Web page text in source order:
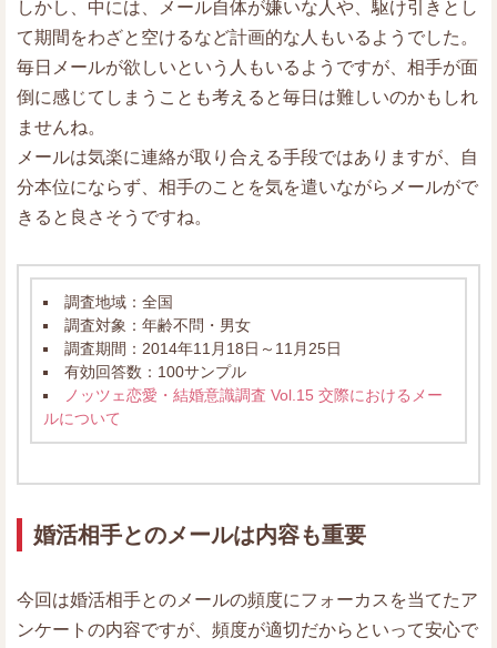
しかし、中には、メール自体が嫌いな人や、駆け引きとし
て期間をわざと空けるなど計画的な人もいるようでした。
毎日メールが欲しいという人もいるようですが、相手が面
倒に感じてしまうことも考えると毎日は難しいのかもしれ
ませんね。
メールは気楽に連絡が取り合える手段ではありますが、自
分本位にならず、相手のことを気を遣いながらメールがで
きると良さそうですね。
調査地域：全国
調査対象：年齢不問・男女
調査期間：2014年11月18日～11月25日
有効回答数：100サンプル
ノッツェ恋愛・結婚意識調査 Vol.15 交際におけるメー
ルについて
婚活相手とのメールは内容も重要
今回は婚活相手とのメールの頻度にフォーカスを当てたア
ンケートの内容ですが、頻度が適切だからといって安心で